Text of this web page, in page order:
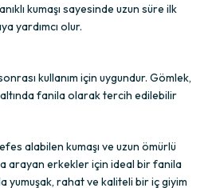
kumaşı sayesinde uzun süre ilk
yardımcı olur.
kullanım için uygundur. Gömlek,
fanila olarak tercih edilebilir
alabilen kumaşı ve uzun ömürlü
arayan erkekler için ideal bir fanila
yumuşak, rahat ve kaliteli bir iç giyim